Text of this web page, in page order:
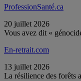
ProfessionSanté.ca
20 juillet 2026
Vous avez dit «
En-retrait.com
13 juillet 2026
La résilience des forêts